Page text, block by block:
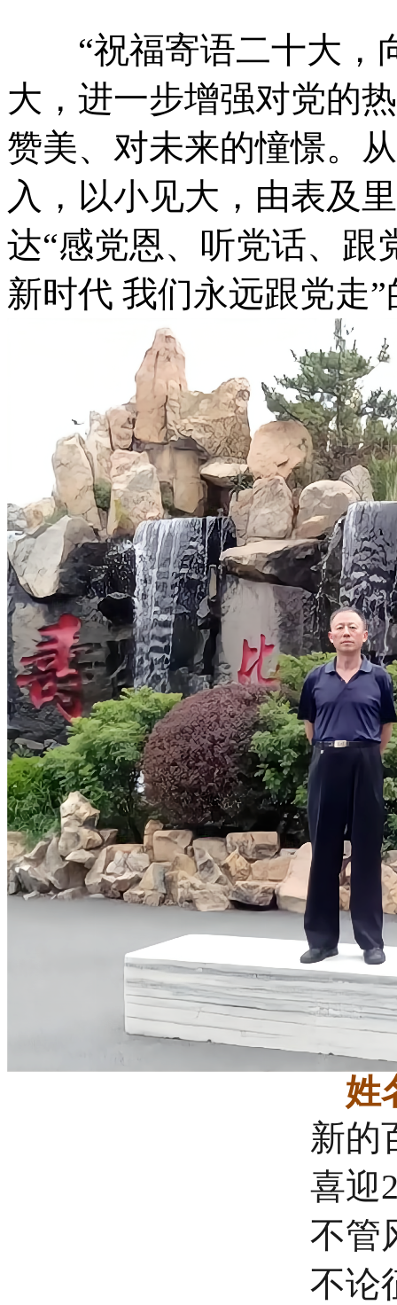
“祝福寄语二十大，
大，进一步增强对党的
赞美、对未来的憧憬。
入，以小见大，由表及
达“感党恩、听党话、跟
新时代 我们永远跟党走
姓
新的
喜迎
不管
不论